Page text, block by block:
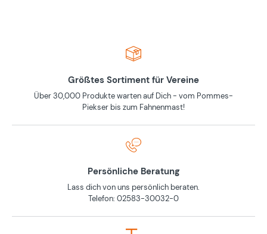
Größtes Sortiment für Vereine
Über 30,000 Produkte warten auf Dich - vom Pommes-
Piekser bis zum Fahnenmast!
Persönliche Beratung
Lass dich von uns persönlich beraten.
Telefon: 02583-30032-0